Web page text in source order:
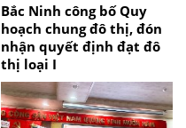
Bắc Ninh công bố Quy
hoạch chung đô thị, đón
nhận quyết định đạt đô
thị loại I